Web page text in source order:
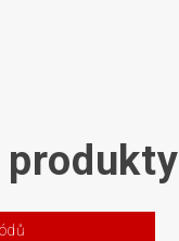
produkty